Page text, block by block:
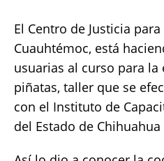
p
p
b
o
o
k
n
k
El Centro de Justicia para
Cuauhtémoc, está
usuarias al curso para
piñatas, taller que se
con el Instituto de
del Estado de Chihuahua